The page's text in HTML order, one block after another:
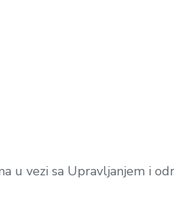
u vezi sa Upravljanjem i